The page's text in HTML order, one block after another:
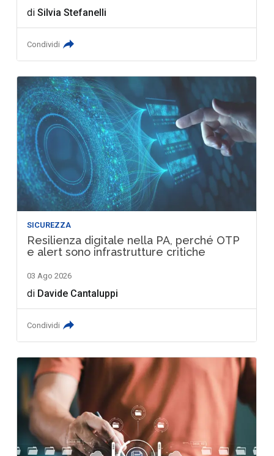
diSilvia Stefanelli
Condividi
SICUREZZA
Resilienza digitale nella PA, perché OTP
e alert sono infrastrutture critiche
03 Ago 2026
di Davide Cantaluppi
Condividi